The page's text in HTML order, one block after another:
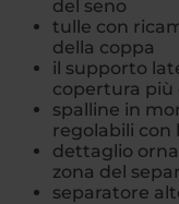
del seno
tulle con
della coppa
il supporto
copertura più
spalline in
regolabili con
dettaglio
zona del
separatore